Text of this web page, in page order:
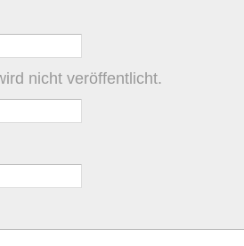
nicht veröffentlicht.